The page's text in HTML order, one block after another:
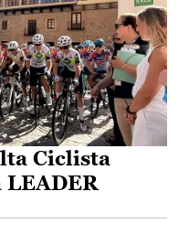
Ciclista
LEADER